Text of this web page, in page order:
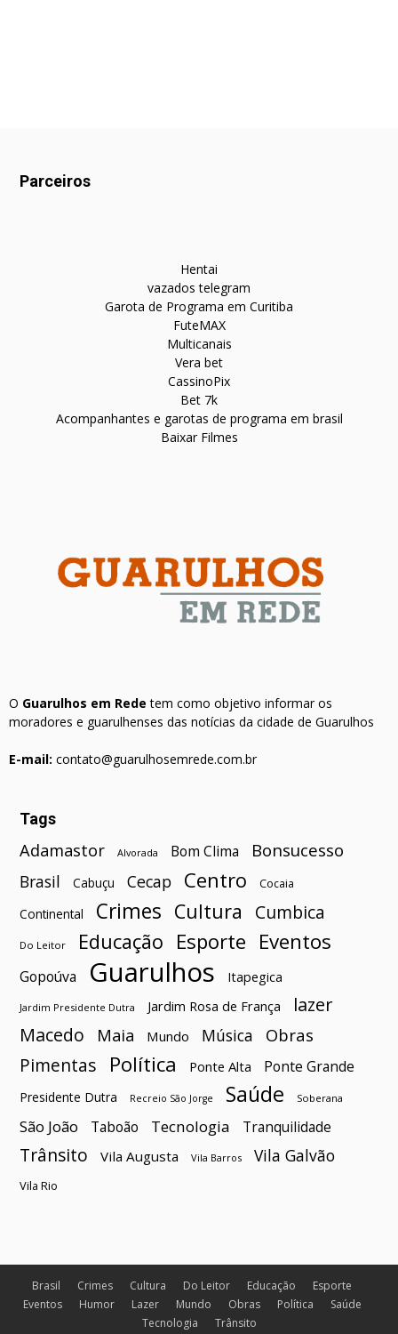
Parceiros
Hentai
vazados telegram
Garota de Programa em Curitiba
FuteMAX
Multicanais
Vera bet
CassinoPix
Bet 7k
Acompanhantes e garotas de programa em brasil
Baixar Filmes
O Guarulhos em Rede tem como objetivo informar os
moradores e guarulhenses das notícias da cidade de Guarulhos
E-mail: contato@guarulhosemrede.com.br
Tags
Adamastor Alvorada Bom Clima Bonsucesso
Brasil Cabuçu Cecap Centro Cocaia
Continental Crimes Cultura Cumbica
Do Leitor Educação Esporte Eventos
Gopoúva Guarulhos Itapegica
Jardim Presidente Dutra Jardim Rosa de França
lazer
Macedo
Maia Mundo Música Obras
Pimentas Política Ponte Alta Ponte Grande
Presidente Dutra Recreio São Jorge Saúde Soberana
São João Taboão Tecnologia Tranquilidade
Trânsito Vila Augusta Vila Barros Vila Galvão
Vila Rio
Brasil Crimes Cultura Do Leitor Educação
Esporte
Eventos
Humor Lazer Mundo Obras Política
Saúde
Tecnologia
Trânsito